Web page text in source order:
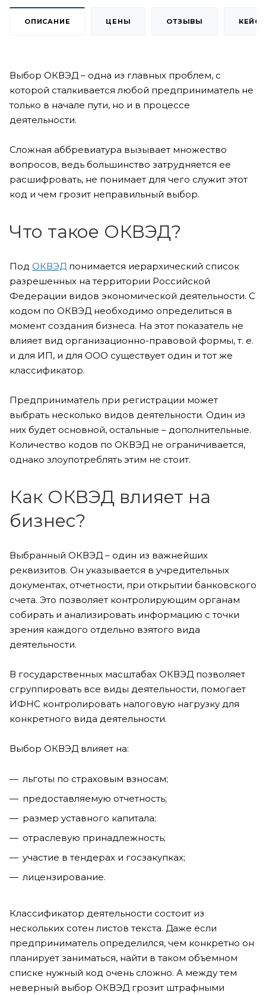
ОПИСАНИЕ ЦЕНЫ ОТЗЫВЫ
Выбор ОКВЭД – одна из главных проблем, с
которой сталкивается любой предприниматель не
только в начале пути, но и в процессе
деятельности.
Сложная аббревиатура вызывает множество
вопросов, ведь большинство затрудняется ее
расшифровать, не понимает для чего служит этот
код и чем грозит неправильный выбор.
Что такое ОКВЭД?
Под ОКВЭД понимается иерархический список
разрешенных на территории Российской
Федерации видов экономической деятельности. С
кодом по ОКВЭД необходимо определиться в
момент создания бизнеса. На этот показатель не
влияет вид организационно-правовой формы, т. е.
и для ИП, и для ООО существует один и тот же
классификатор.
Предприниматель при регистрации может
выбрать несколько видов деятельности. Один из
них будет основной, остальные – дополнительные.
Количество кодов по ОКВЭД не ограничивается,
однако злоупотреблять этим не стоит.
Как ОКВЭД влияет на
бизнес?
Выбранный ОКВЭД – один из важнейших
реквизитов. Он указывается в учредительных
документах, отчетности, при открытии банковского
счета. Это позволяет контролирующим органам
собирать и анализировать информацию с точки
зрения каждого отдельно взятого вида
деятельности.
В государственных масштабах ОКВЭД позволяет
сгруппировать все виды деятельности, помогает
ИФНС контролировать налоговую нагрузку для
конкретного вида деятельности.
Выбор ОКВЭД влияет на:
льготы по страховым взносам;
предоставляемую отчетность;
размер уставного капитала;
отраслевую принадлежность;
участие в тендерах и госзакупках;
лицензирование.
Классификатор деятельности состоит из
нескольких сотен листов текста. Даже если
предприниматель определился, чем конкретно он
планирует заниматься, найти в таком объемном
списке нужный код очень сложно. А между тем
неверный выбор ОКВЭД грозит штрафными